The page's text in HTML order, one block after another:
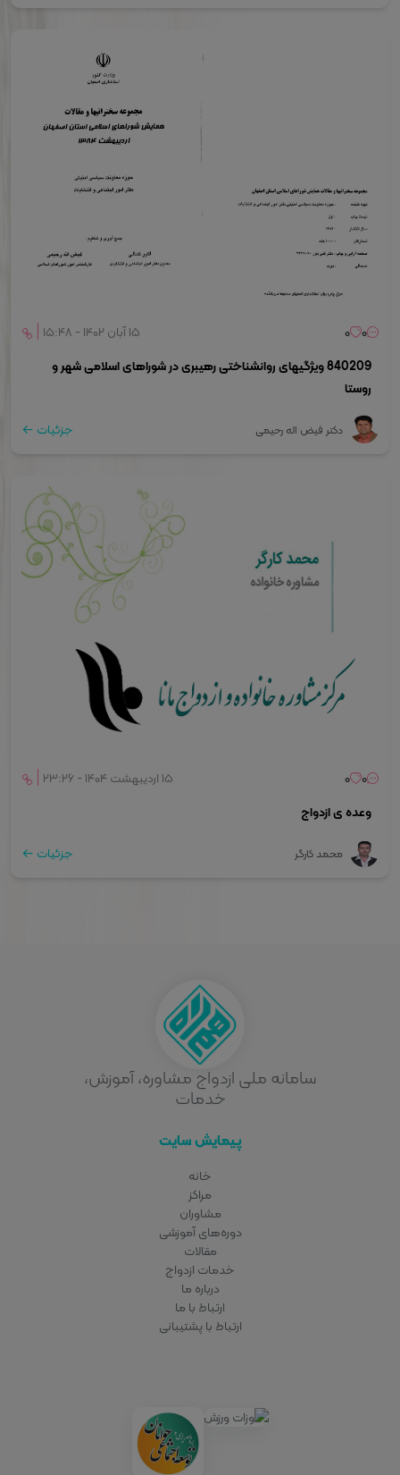
0
0 ۱۵ آبان ۱۴۰۲ - ۱۵:۴۸
840209 ویژگیهای روانشناختی رهیبری در شوراهای اسلامی شهر و
روستا
دکتر فیض ­اله رحیمی جزئیات
0
0 ۱۵ اردیبهشت ۱۴۰۴ - ۲۳:۲۶
وعده ی ازدواج
محمد کارگر جزئیات
سامانه ملی ازدواج مشاوره، آموزش،
خدمات
پیمایش سایت
خانه
مراکز
مشاوران
دوره‌های آموزشی
مقالات
خدمات ازدواج
درباره ما
ارتباط با ما
ارتباط با پشتیبانی